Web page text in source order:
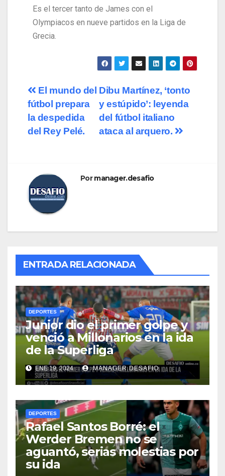
Es el tercer tanto de James con el
Olympiacos en nueve partidos en la Liga de
Grecia.
Dibu Martínez, ‘tonto
y estúpido’: leyenda
del fútbol italiano
ataca al arquero.
El mundo del
fútbol prepara
la despedida
del Rey Pelé.
Pormanager.desafio
ENTRADA RELACIONADA
DEPORTES
Junior dio el primer golpe y
venció a Millonarios en la ida
de la Superliga
ENE 19, 2024 MANAGER.DESAFIO
DEPORTES
Rafael Santos Borré: el
Werder Bremen no se
aguantó, serias molestias por
su ida